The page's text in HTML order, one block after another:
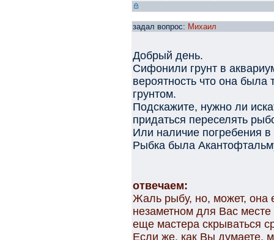
задал вопрос: Михаил
Добрый день.
Сифонили грунт в
вероятность что она
грунтом.
Подскажите, нужно ли
придаться переселять
Или наличие погребения
Рыбка была
отвечаем:
Жаль рыбу, но, может, она
незаметном для Вас
еще мастера скрываться
Если же, как Вы думаете,